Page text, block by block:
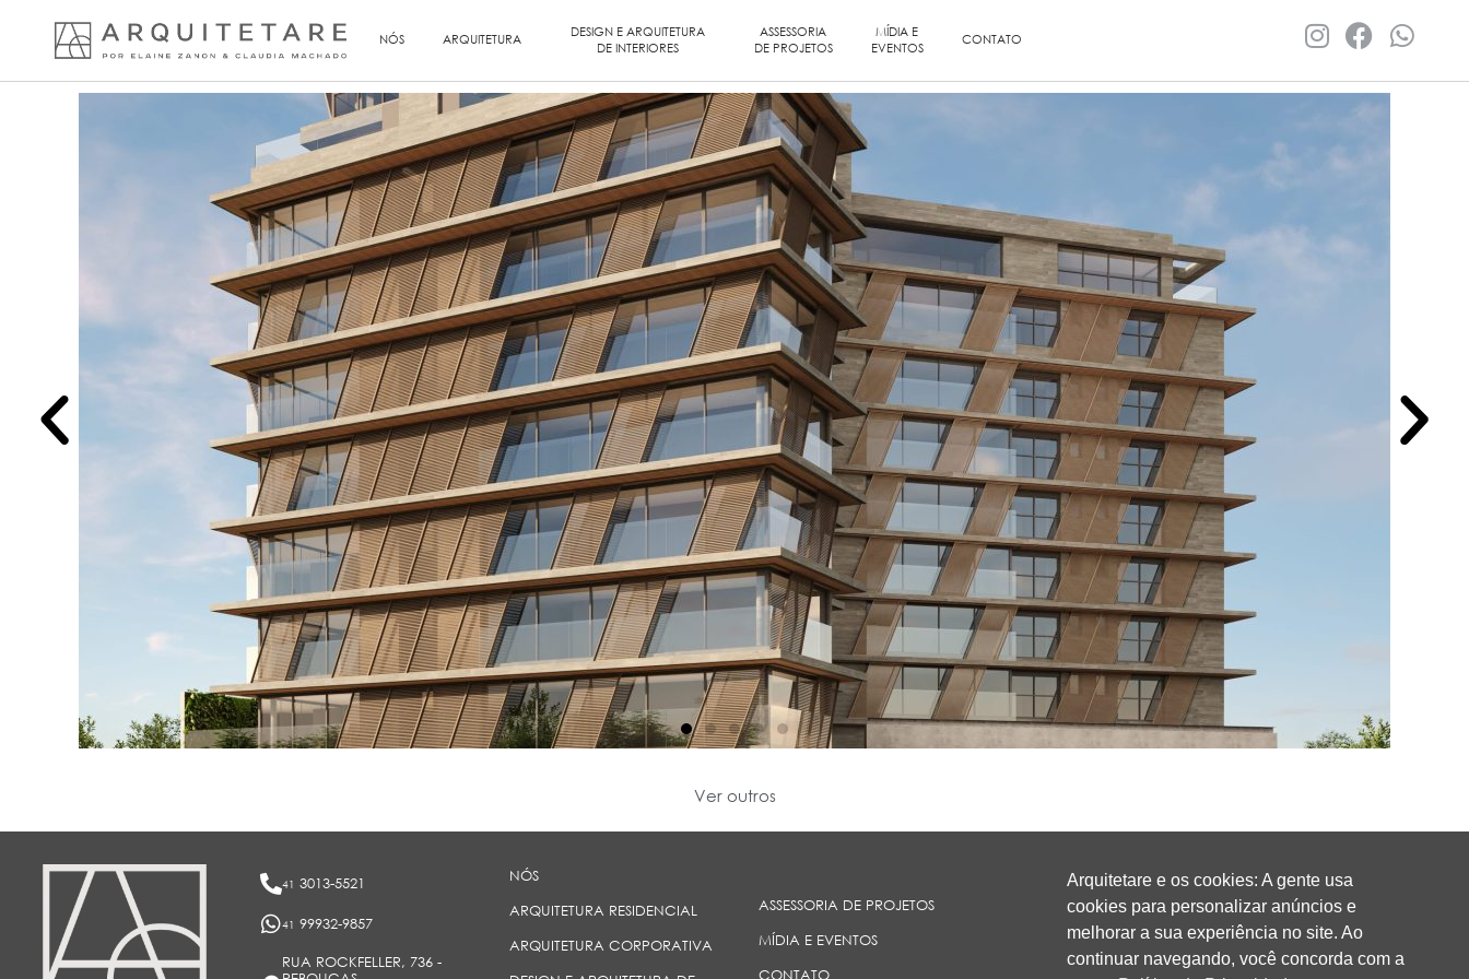
NÓS ARQUITETURA
DESIGN E ARQUITETURA
DE INTERIORES
ASSESSORIA
DE PROJETOS
MÍDIA E
EVENTOS
CONTATO
Ver outros
41 3013-5521
41 99932-9857
RUA ROCKFELLER, 736 -
NÓS
ARQUITETURA RESIDENCIAL
ARQUITETURA CORPORATIVA
ASSESSORIA DE PROJETOS
MÍDIA E EVENTOS
CONTATO
Arquitetare e os cookies: A gente usa
cookies para personalizar anúncios e
melhorar a sua experiência no site. Ao
continuar navegando, você concorda com a